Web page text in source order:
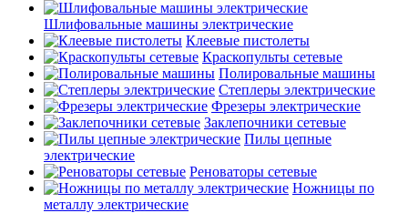
Шлифовальные машины электрические
Клеевые пистолеты
Краскопульты сетевые
Полировальные машины
Степлеры электрические
Фрезеры электрические
Заклепочники сетевые
Пилы цепные
электрические
Реноваторы сетевые
Ножницы по
металлу электрические